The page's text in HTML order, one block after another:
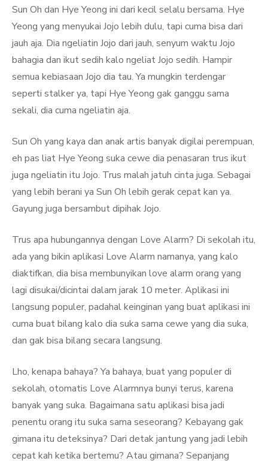
Sun Oh dan Hye Yeong ini dari kecil selalu bersama. Hye
Yeong yang menyukai Jojo lebih dulu, tapi cuma bisa dari
jauh aja. Dia ngeliatin Jojo dari jauh, senyum waktu Jojo
bahagia dan ikut sedih kalo ngeliat Jojo sedih. Hampir
semua kebiasaan Jojo dia tau. Ya mungkin terdengar
seperti stalker ya, tapi Hye Yeong gak ganggu sama
sekali, dia cuma ngeliatin aja.
Sun Oh yang kaya dan anak artis banyak digilai perempuan,
eh pas liat Hye Yeong suka cewe dia penasaran trus ikut
juga ngeliatin itu Jojo. Trus malah jatuh cinta juga. Sebagai
yang lebih berani ya Sun Oh lebih gerak cepat kan ya.
Gayung juga bersambut dipihak Jojo.
Trus apa hubungannya dengan Love Alarm? Di sekolah itu,
ada yang bikin aplikasi Love Alarm namanya, yang kalo
diaktifkan, dia bisa membunyikan love alarm orang yang
lagi disukai/dicintai dalam jarak 10 meter. Aplikasi ini
langsung populer, padahal keinginan yang buat aplikasi ini
cuma buat bilang kalo dia suka sama cewe yang dia suka,
dan gak bisa bilang secara langsung.
Lho, kenapa bahaya? Ya bahaya, buat yang populer di
sekolah, otomatis Love Alarmnya bunyi terus, karena
banyak yang suka. Bagaimana satu aplikasi bisa jadi
penentu orang itu suka sama seseorang? Kebayang gak
gimana itu deteksinya? Dari detak jantung yang jadi lebih
cepat kah ketika bertemu? Atau gimana? Sepanjang